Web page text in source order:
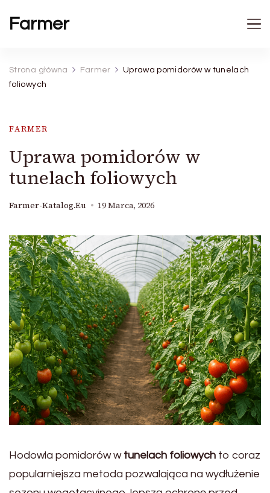
Farmer
Strona główna Farmer
Uprawa pomidorów w tunelach
foliowych
FARMER
Uprawa pomidorów w
tunelach foliowych
Farmer-Katalog.eu 19 Marca, 2026
Hodowla pomidorów w tunelach foliowych to coraz
popularniejsza metoda pozwalająca na wydłużenie